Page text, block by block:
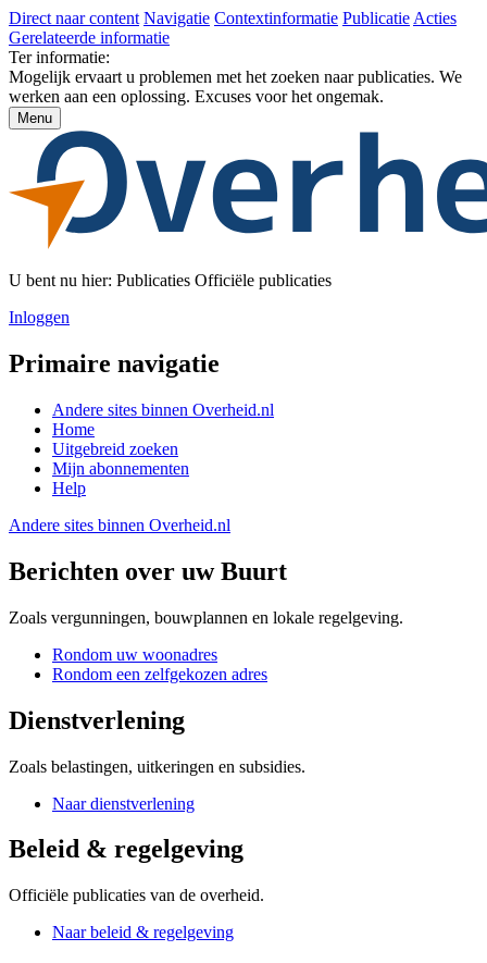
Direct naar content Navigatie Contextinformatie Publicatie Acties
Gerelateerde informatie
Ter informatie:
Mogelijk ervaart u problemen met het zoeken naar publicaties. We
werken aan een oplossing. Excuses voor het ongemak.
Menu
U bent nu hier: Publicaties Officiële publicaties
Inloggen
Primaire navigatie
Andere sites binnen Overheid.nl
Home
Uitgebreid zoeken
Mijn abonnementen
Help
Andere sites binnen Overheid.nl
Berichten over uw Buurt
Zoals vergunningen, bouwplannen en lokale regelgeving.
Rondom uw woonadres
Rondom een zelfgekozen adres
Dienstverlening
Zoals belastingen, uitkeringen en subsidies.
Naar dienstverlening
Beleid & regelgeving
Officiële publicaties van de overheid.
Naar beleid & regelgeving